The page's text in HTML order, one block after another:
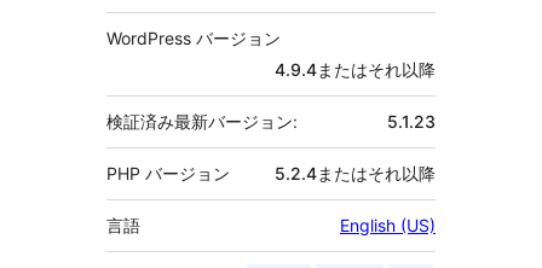
WordPress バージョン
4.9.4またはそれ以降
検証済み最新バージョン: 5.1.23
PHP バージョン 5.2.4またはそれ以降
言語 English (US)